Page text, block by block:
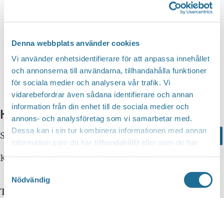
Denna webbplats använder cookies
Vi använder enhetsidentifierare för att anpassa innehållet
och annonserna till användarna, tillhandahålla funktioner
för sociala medier och analysera vår trafik. Vi
vidarebefordrar även sådana identifierare och annan
information från din enhet till de sociala medier och
annons- och analysföretag som vi samarbetar med.
Dessa kan i sin tur kombinera informationen med annan
information som du har tillhandahållit eller som de har
Nödvändig
Nästa
Prenumerera på kalender
Hittar du inte vad du söker?
Sök här... Search
Kontakta oss
Telefon